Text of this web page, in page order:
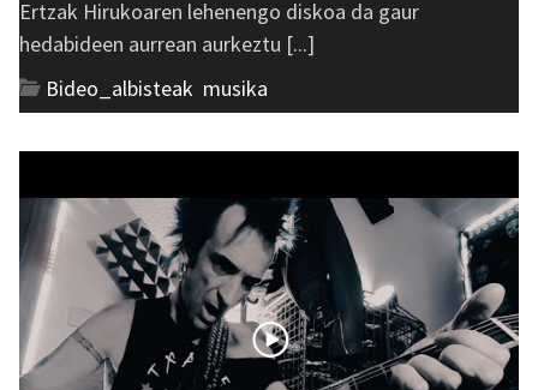
Ertzak Hirukoaren lehenengo diskoa da gaur
hedabideen aurrean aurkeztu [...]
Bideo_albisteak musika